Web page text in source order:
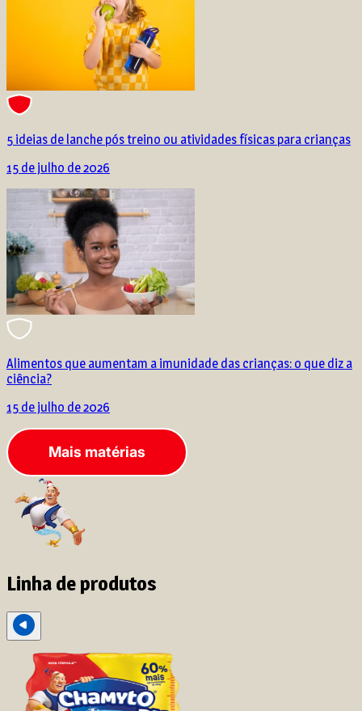
5 ideias de lanche pós treino ou atividades físicas para crianças
15 de julho de 2026
Alimentos que aumentam a imunidade das crianças: o que diz a
ciência?
15 de julho de 2026
Mais matérias
Linha de produtos